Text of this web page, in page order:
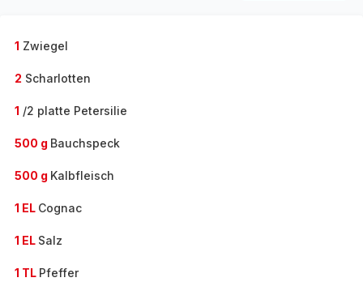
1 Zwiegel
2 Scharlotten
1 /2 platte Petersilie
500 g Bauchspeck
500 g Kalbfleisch
1 EL Cognac
1 EL Salz
1 TL Pfeffer